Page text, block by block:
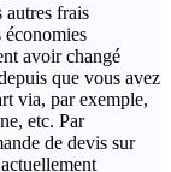
frais
avoir changé
que vous avez
via, par exemple,
etc. Par
de devis sur